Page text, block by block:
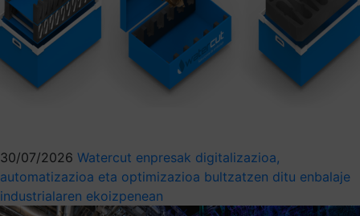
30/07/2026 Watercut enpresak digitalizazioa,
automatizazioa eta optimizazioa bultzatzen ditu enbalaje
industrialaren ekoizpenean